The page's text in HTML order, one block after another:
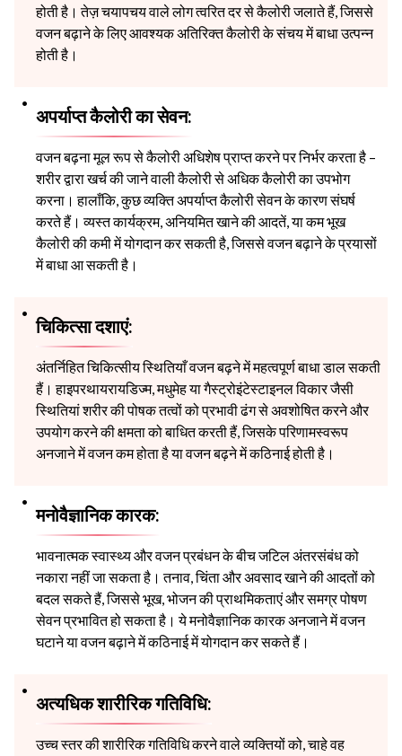
होती है। तेज़ चयापचय वाले लोग त्वरित दर से कैलोरी जलाते हैं, जिससे
वजन बढ़ाने के लिए आवश्यक अतिरिक्त कैलोरी के संचय में बाधा उत्पन्न
होती है।
अपर्याप्त कैलोरी का सेवन:
वजन बढ़ना मूल रूप से कैलोरी अधिशेष प्राप्त करने पर निर्भर करता है –
शरीर द्वारा खर्च की जाने वाली कैलोरी से अधिक कैलोरी का उपभोग
करना। हालाँकि, कुछ व्यक्ति अपर्याप्त कैलोरी सेवन के कारण संघर्ष
करते हैं। व्यस्त कार्यक्रम, अनियमित खाने की आदतें, या कम भूख
कैलोरी की कमी में योगदान कर सकती है, जिससे वजन बढ़ाने के प्रयासों
में बाधा आ सकती है।
चिकित्सा दशाएं:
अंतर्निहित चिकित्सीय स्थितियाँ वजन बढ़ने में महत्वपूर्ण बाधा डाल सकती
हैं। हाइपरथायरायडिज्म, मधुमेह या गैस्ट्रोइंटेस्टाइनल विकार जैसी
स्थितियां शरीर की पोषक तत्वों को प्रभावी ढंग से अवशोषित करने और
उपयोग करने की क्षमता को बाधित करती हैं, जिसके परिणामस्वरूप
अनजाने में वजन कम होता है या वजन बढ़ने में कठिनाई होती है।
मनोवैज्ञानिक कारक:
भावनात्मक स्वास्थ्य और वजन प्रबंधन के बीच जटिल अंतरसंबंध को
नकारा नहीं जा सकता है। तनाव, चिंता और अवसाद खाने की आदतों को
बदल सकते हैं, जिससे भूख, भोजन की प्राथमिकताएं और समग्र पोषण
सेवन प्रभावित हो सकता है। ये मनोवैज्ञानिक कारक अनजाने में वजन
घटाने या वजन बढ़ाने में कठिनाई में योगदान कर सकते हैं।
अत्यधिक शारीरिक गतिविधि:
उच्च स्तर की शारीरिक गतिविधि करने वाले व्यक्तियों को, चाहे वह